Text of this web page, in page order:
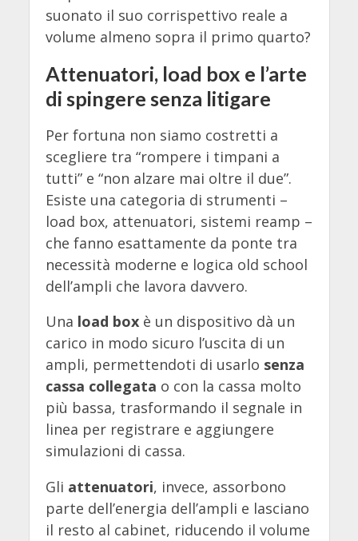
suonato il suo corrispettivo reale a
volume almeno sopra il primo quarto?
Attenuatori, load box e l’arte
di spingere senza litigare
Per fortuna non siamo costretti a
scegliere tra “rompere i timpani a
tutti” e “non alzare mai oltre il due”.
Esiste una categoria di strumenti –
load box, attenuatori, sistemi reamp –
che fanno esattamente da ponte tra
necessità moderne e logica old school
dell’ampli che lavora davvero.
Una load boxè un dispositivo dà un
carico in modo sicuro l’uscita di un
ampli, permettendoti di usarlo senza
cassa collegata o con la cassa molto
più bassa, trasformando il segnale in
linea per registrare e aggiungere
simulazioni di cassa.
Gli attenuatori, invece, assorbono
parte dell’energia dell’ampli e lasciano
il resto al cabinet, riducendo il volume